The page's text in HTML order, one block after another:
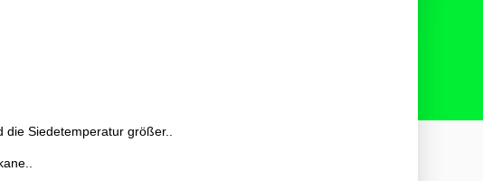
Siedetemperatur größer..